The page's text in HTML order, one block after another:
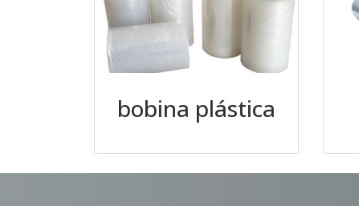
bobina plástica